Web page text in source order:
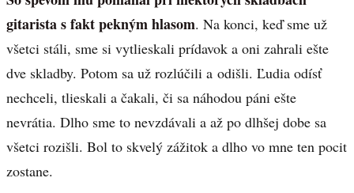
gitarista s fakt pekným hlasom. Na konci, keď sme už
všetci stáli, sme si vytlieskali prídavok a oni zahrali ešte
dve skladby. Potom sa už rozlúčili a odišli. Ľudia odísť
nechceli, tlieskali a čakali, či sa náhodou páni ešte
nevrátia. Dlho sme to nevzdávali a až po dlhšej dobe sa
všetci rozišli. Bol to skvelý zážitok a dlho vo mne ten pocit
zostane.